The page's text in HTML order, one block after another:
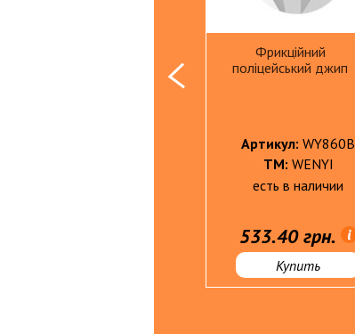
Фрикційний
поліцейський джип
Артикул: WY860B
ТМ: WENYI
есть в наличии
533.40 грн.
Купить